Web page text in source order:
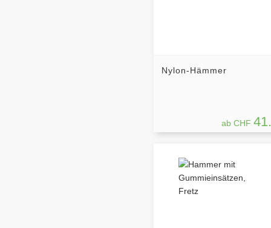
Nylon-Hämmer
ab CHF